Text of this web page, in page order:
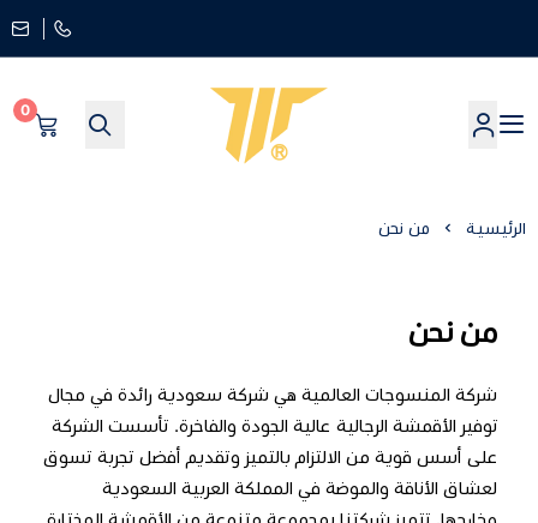
worldtextiles
0
الرئيسية من نحن
من نحن
شركة المنسوجات العالمية هي شركة سعودية رائدة في مجال
توفير الأقمشة الرجالية عالية الجودة والفاخرة. تأسست الشركة
على أسس قوية من الالتزام بالتميز وتقديم أفضل تجربة تسوق
لعشاق الأناقة والموضة في المملكة العربية السعودية
وخارجها. تتميز شركتنا بمجموعة متنوعة من الأقمشة المختارة